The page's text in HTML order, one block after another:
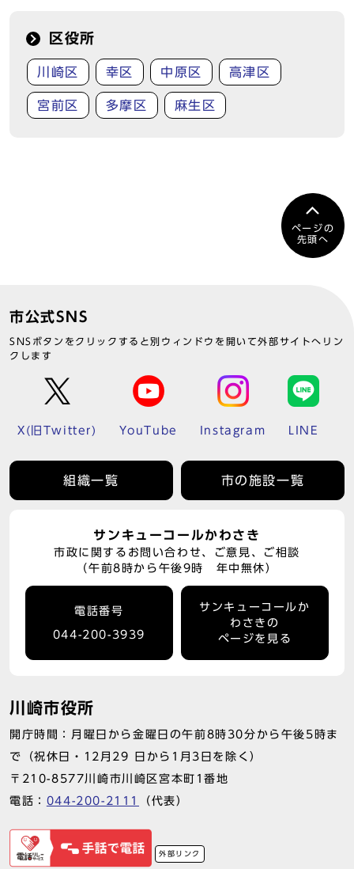
区役所
川崎区 幸区 中原区 高津区
宮前区 多摩区 麻生区
ページの
先頭へ
市公式SNS
SNSボタンをクリックすると別ウィンドウを開いて外部サイトへリン
クします
X(旧Twitter) YouTube Instagram LINE
組織一覧 市の施設一覧
サンキューコールかわさき
市政に関するお問い合わせ、ご意見、ご相談
（午前8時から午後9時 年中無休）
電話番号
044-200-3939
サンキューコールか
わさきの
ページを見る
川崎市役所
開庁時間：月曜日から金曜日の午前8時30分から午後5時ま
で（祝休日・12月29 日から1月3日を除く）
〒210-8577川崎市川崎区宮本町1番地
電話： 044-200-2111 （代表）
外部リンク